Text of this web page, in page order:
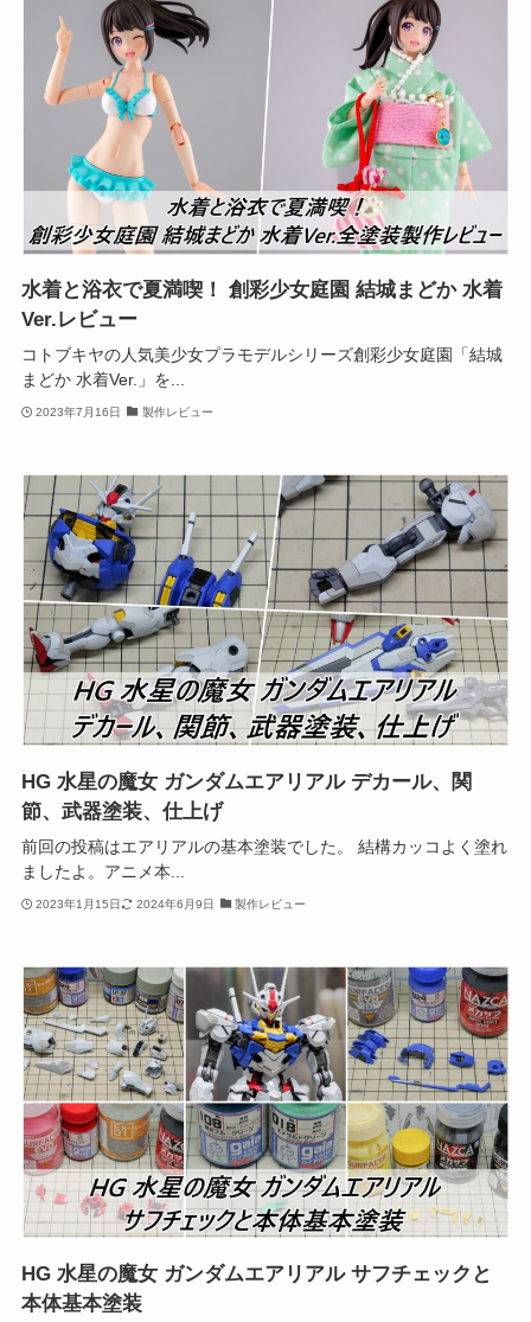
水着と浴衣で夏満喫！ 創彩少女庭園 結城まどか 水着
Ver.レビュー
コトブキヤの人気美少女プラモデルシリーズ創彩少女庭園「結城
まどか 水着Ver.」を...
2023年7月16日 製作レビュー
HG 水星の魔女 ガンダムエアリアル デカール、関
節、武器塗装、仕上げ
前回の投稿はエアリアルの基本塗装でした。 結構カッコよく塗れ
ましたよ。アニメ本...
2023年1月15日 2024年6月9日 製作レビュー
HG 水星の魔女 ガンダムエアリアル サフチェックと
本体基本塗装